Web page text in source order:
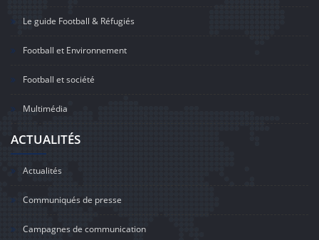
Le guide Football & Réfugiés
Football et Environnement
Football et société
Multimédia
ACTUALITÉS
Actualités
Communiqués de presse
Campagnes de communication